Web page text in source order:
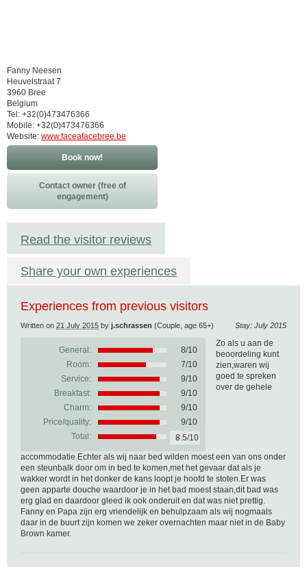
Fanny Neesen
Heuvelstraat 7
3960 Bree
Belgium
Tel: +32(0)473476366
Mobile: +32(0)473476366
Website: www.faceafacebree.be
Book now!
Contact owner (free of
engagement)
Read the visitor reviews
Share your own experiences
Experiences from previous visitors
Stay: July 2015
Written on 21 July 2015 by j.schrassen (Couple, age 65+)
General: 8/10
Room:
7/10
Service:
9/10
Breakfast:
9/10
Charm:
9/10
Price/quality:
9/10
Total:
8.5/10
Zo als u aan de
beoordeling kunt
zien,waren wij
goed te spreken
over de gehele
accommodatie.Echter als wij naar bed wilden moest een van ons onder
een steunbalk door om in bed te komen,met het gevaar dat als je
wakker wordt in het donker de kans loopt je hoofd te stoten.Er was
geen apparte douche waardoor je in het bad moest staan,dit bad was
erg glad en daardoor gleed ik ook onderuit en dat was niet prettig.
Fanny en Papa zijn erg vriendelijk en behulpzaam als wij nogmaals
daar in de buurt zijn komen we zeker overnachten maar niet in de Baby
Brown kamer.